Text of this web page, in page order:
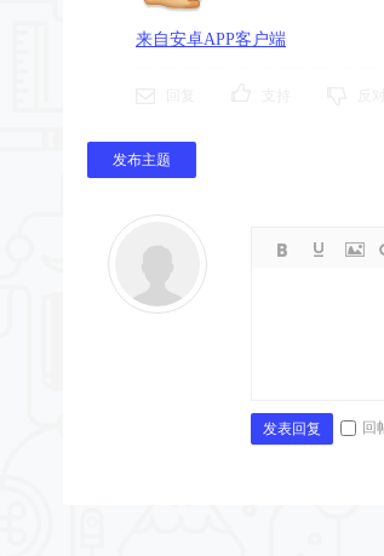
来自安卓APP客户端
发布主题
发表回复 回